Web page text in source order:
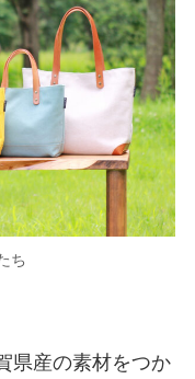
ち
県産の素材をつか